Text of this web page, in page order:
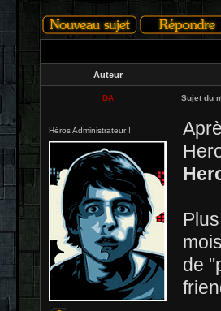
Auteur
DA Sujet du
Héros Administrateur !
de